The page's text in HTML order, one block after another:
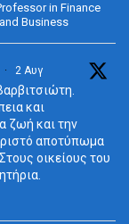
in Finance
Business
· 2 Αυγ
και
ζωή και την
αποτύπωμα
οικείους του